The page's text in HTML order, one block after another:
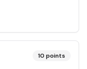
10 points